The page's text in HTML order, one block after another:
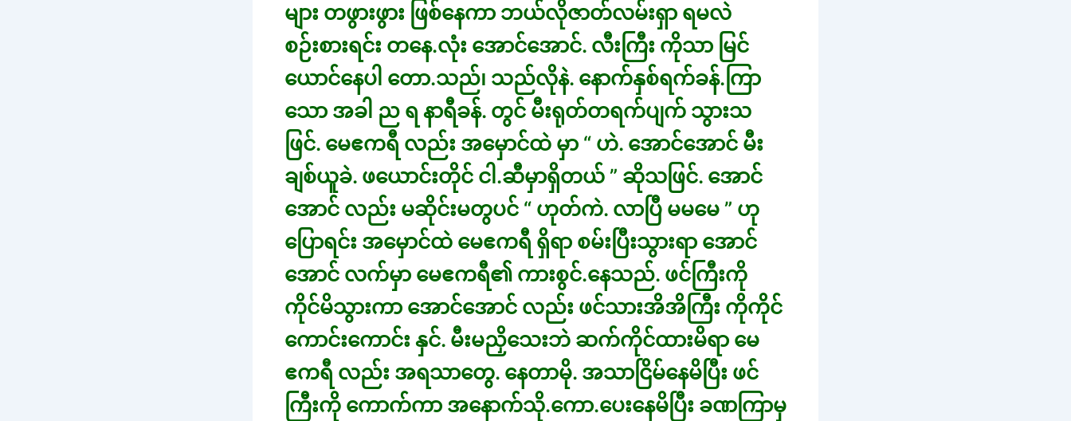
များ တဖွားဖွား ဖြစ်နေကာ ဘယ်လိုဇာတ်လမ်းရှာ ရမလဲ
စဉ်းစားရင်း တနေ.လုံး အောင်အောင်. လီးကြီး ကိုသာ မြင်
ယောင်နေပါ တော.သည်၊ သည်လိုနဲ. နောက်နှစ်ရက်ခန်.ကြာ
သော အခါ ည ရ နာရီခန်. တွင် မီးရုတ်တရက်ပျက် သွားသ
ဖြင်. မေဧကရီ လည်း အမှောင်ထဲ မှာ “ ဟဲ. အောင်အောင် မီး
ချစ်ယူခဲ. ဖယောင်းတိုင် ငါ.ဆီမှာရှိတယ် ” ဆိုသဖြင်. အောင်
အောင် လည်း မဆိုင်းမတွပင် “ ဟုတ်ကဲ. လာပြီ မမမေ ” ဟု
ပြောရင်း အမှောင်ထဲ မေဧကရီ ရှိရာ စမ်းပြီးသွားရာ အောင်
အောင် လက်မှာ မေဧကရီ၏ ကားစွင်.နေသည်. ဖင်ကြီးကို
ကိုင်မိသွားကာ အောင်အောင် လည်း ဖင်သားအိအိကြီး ကိုကိုင်
ကောင်းကောင်း နှင်. မီးမညှိသေးဘဲ ဆက်ကိုင်ထားမိရာ မေ
ဧကရီ လည်း အရသာတွေ. နေတာမို. အသာငြိမ်နေမိပြီး ဖင်
ကြီးကို ကောက်ကာ အနောက်သို.ကော.ပေးနေမိပြီး ခဏကြာမှ